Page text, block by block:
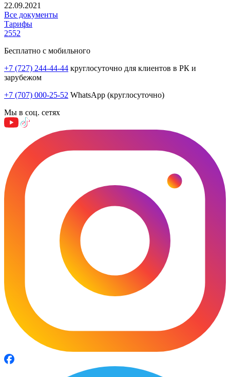
22.09.2021
Все документы
Тарифы
2552
Бесплатно с мобильного
+7 (727) 244-44-44 круглосуточно для клиентов в РК и
зарубежом
+7 (707) 000-25-52 WhatsApp (круглосуточно)
Мы в соц. сетях